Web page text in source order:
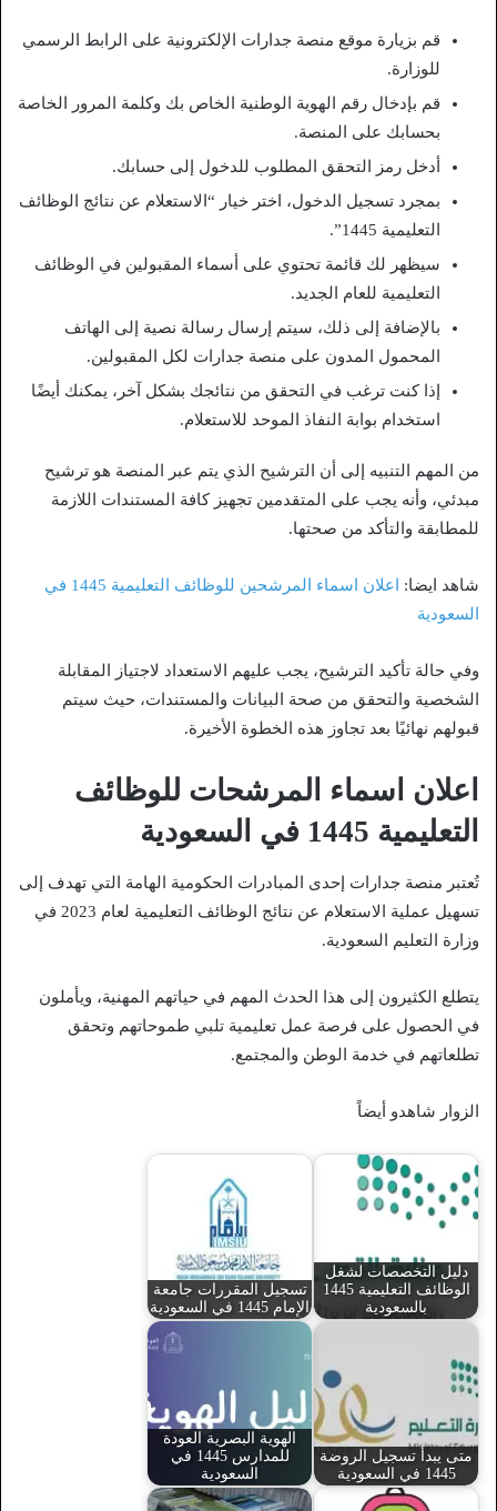
قم بزيارة موقع منصة جدارات الإلكترونية على الرابط الرسمي
للوزارة.
قم بإدخال رقم الهوية الوطنية الخاص بك وكلمة المرور الخاصة
بحسابك على المنصة.
أدخل رمز التحقق المطلوب للدخول إلى حسابك.
بمجرد تسجيل الدخول، اختر خيار “الاستعلام عن نتائج الوظائف
التعليمية 1445”.
سيظهر لك قائمة تحتوي على أسماء المقبولين في الوظائف
التعليمية للعام الجديد.
بالإضافة إلى ذلك، سيتم إرسال رسالة نصية إلى الهاتف
المحمول المدون على منصة جدارات لكل المقبولين.
إذا كنت ترغب في التحقق من نتائجك بشكل آخر، يمكنك أيضًا
استخدام بوابة النفاذ الموحد للاستعلام.
من المهم التنبيه إلى أن الترشيح الذي يتم عبر المنصة هو ترشيح
مبدئي، وأنه يجب على المتقدمين تجهيز كافة المستندات اللازمة
للمطابقة والتأكد من صحتها.
شاهد ايضا:
اعلان اسماء المرشحين للوظائف التعليمية 1445 في
السعودية
وفي حالة تأكيد الترشيح، يجب عليهم الاستعداد لاجتياز المقابلة
الشخصية والتحقق من صحة البيانات والمستندات، حيث سيتم
قبولهم نهائيًا بعد تجاوز هذه الخطوة الأخيرة.
اعلان اسماء المرشحات للوظائف
التعليمية 1445 في السعودية
تُعتبر منصة جدارات إحدى المبادرات الحكومية الهامة التي تهدف إلى
تسهيل عملية الاستعلام عن نتائج الوظائف التعليمية لعام 2023 في
وزارة التعليم السعودية.
يتطلع الكثيرون إلى هذا الحدث المهم في حياتهم المهنية، ويأملون
في الحصول على فرصة عمل تعليمية تلبي طموحاتهم وتحقق
تطلعاتهم في خدمة الوطن والمجتمع.
الزوار شاهدو أيضاً
دليل التخصصات لشغل
الوظائف التعليمية 1445
بالسعودية
تسجيل المقررات جامعة
الإمام 1445 في السعودية
متى يبدأ تسجيل الروضة
1445 في السعودية
الهوية البصرية العودة
للمدارس 1445 في
السعودية